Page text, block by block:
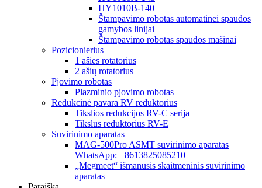
HY1010B-140
Štampavimo robotas automatinei spaudos
gamybos linijai
Štampavimo robotas spaudos mašinai
Pozicionierius
1 ašies rotatorius
2 ašių rotatorius
Pjovimo robotas
Plazminio pjovimo robotas
Redukcinė pavara RV reduktorius
Tikslios redukcijos RV-C serija
Tikslus reduktorius RV-E
Suvirinimo aparatas
MAG-500Pro ASMT suvirinimo aparatas
WhatsApp: +8613825085210
„Megmeet“ išmanusis skaitmeninis suvirinimo
aparatas